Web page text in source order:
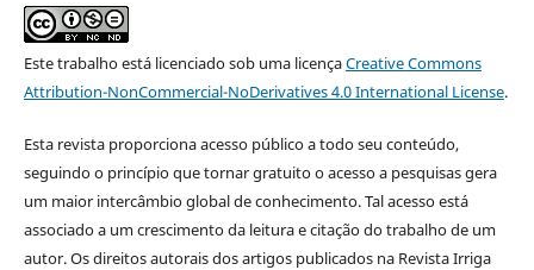
Este trabalho está licenciado sob uma licençaCreative Commons
Attribution-NonCommercial-NoDerivatives 4.0 International License.
Esta revista proporciona acesso público a todo seu conteúdo,
seguindo o princípio que tornar gratuito o acesso a pesquisas gera
um maior intercâmbio global de conhecimento. Tal acesso está
associado a um crescimento da leitura e citação do trabalho de um
autor. Os direitos autorais dos artigos publicados na Revista Irriga